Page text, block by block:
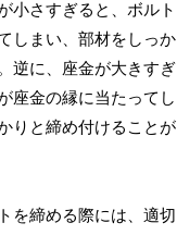
小さすぎると、ボルト
しまい、部材をしっか
逆に、座金が大きすぎ
座金の縁に当たってし
りと締め付けることが
を締める際には、適切